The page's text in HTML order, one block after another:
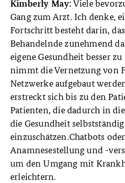
Kimberly May:Viele
Gang zum Arzt. Ich denke,
Fortschritt besteht darin,
Behandelnde zunehmend
eigene Gesundheit besser
nimmt die Vernetzung von
Netzwerke aufgebaut
erstreckt sich bis zu den
Patienten, die dadurch in
die Gesundheit selbstständig
einzuschätzen.Chatbots
Anamnesestellung und -
um den Umgang mit
erleichtern.